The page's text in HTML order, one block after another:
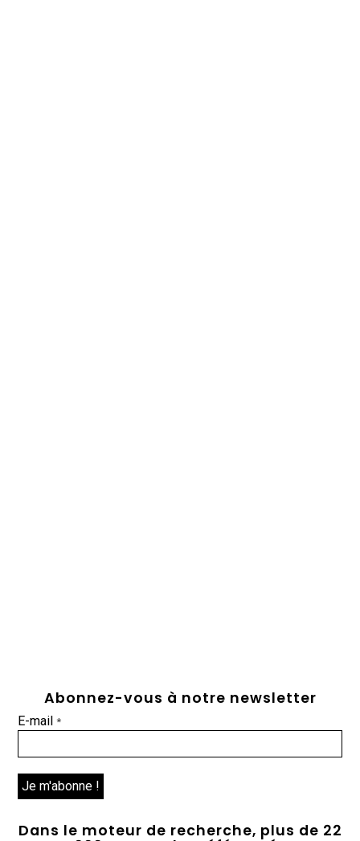
Abonnez-vous à notre newsletter
E-mail*
Dans le moteur de recherche, plus de 22